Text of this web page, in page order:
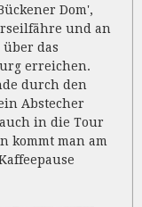
Dom',
und an
das
erreichen.
durch den
Abstecher
in die Tour
kommt man am